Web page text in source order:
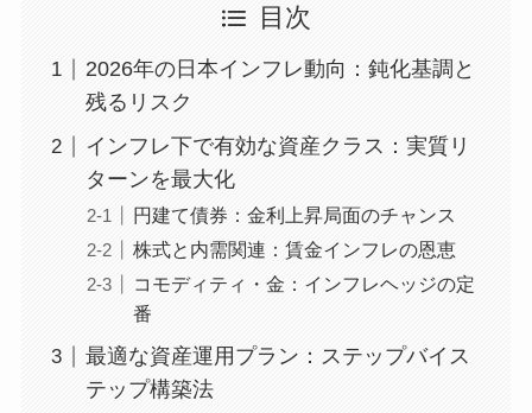
目次
2026年の日本インフレ動向：鈍化基調と
残るリスク
インフレ下で有効な資産クラス：実質リ
ターンを最大化
円建て債券：金利上昇局面のチャンス
株式と内需関連：賃金インフレの恩恵
コモディティ・金：インフレヘッジの定
番
最適な資産運用プラン：ステップバイス
テップ構築法